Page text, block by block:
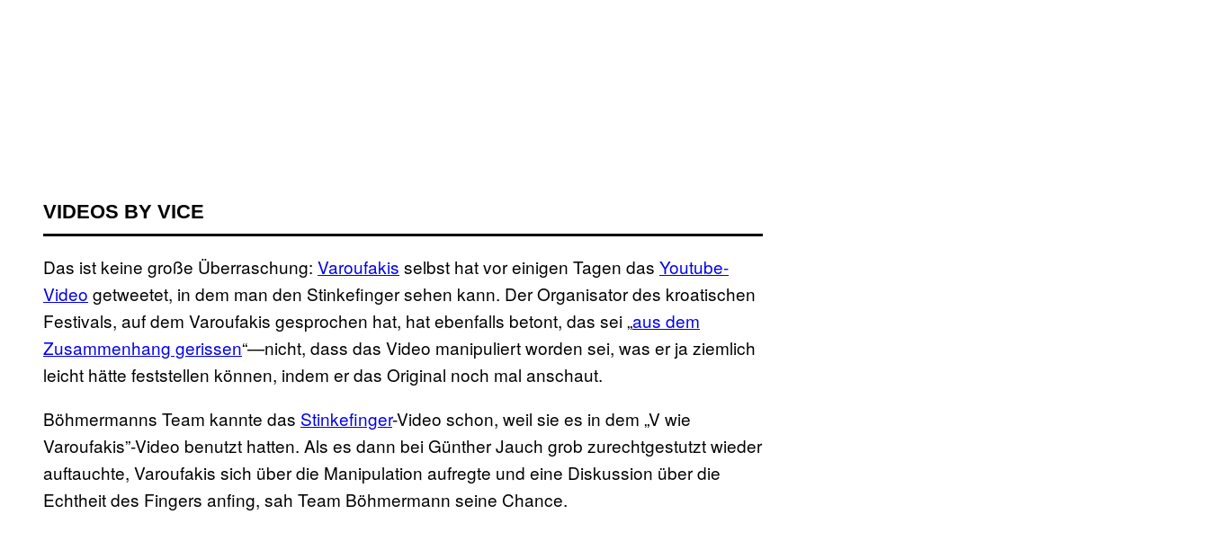
VIDEOS BY VICE
Das ist keine große Überraschung: Varoufakis selbst hat vor einigen Tagen das Youtube-
Video getweetet, in dem man den Stinkefinger sehen kann. Der Organisator des kroatischen
Festivals, auf dem Varoufakis gesprochen hat, hat ebenfalls betont, das sei „aus dem
Zusammenhang gerissen“—nicht, dass das Video manipuliert worden sei, was er ja ziemlich
leicht hätte feststellen können, indem er das Original noch mal anschaut.
Böhmermanns Team kannte das Stinkefinger-Video schon, weil sie es in dem „V wie
Varoufakis”-Video benutzt hatten. Als es dann bei Günther Jauch grob zurechtgestutzt wieder
auftauchte, Varoufakis sich über die Manipulation aufregte und eine Diskussion über die
Echtheit des Fingers anfing, sah Team Böhmermann seine Chance.